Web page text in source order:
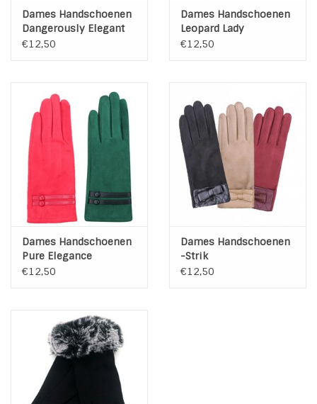
Dames Handschoenen
Dangerously Elegant
€12,50
Dames Handschoenen
Leopard Lady
€12,50
Dames Handschoenen
Pure Elegance
€12,50
Dames Handschoenen
-Strik
€12,50